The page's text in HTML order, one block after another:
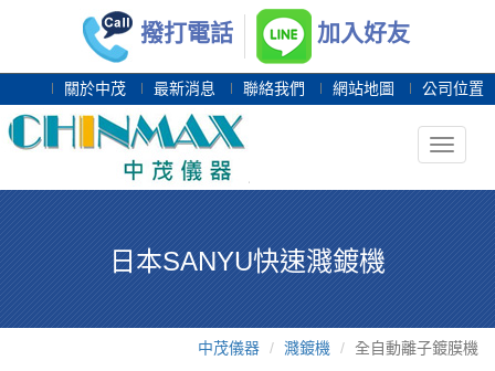
撥打電話 加入好友
關於中茂 最新消息 聯絡我們 網站地圖 公司位置
Toggle
日本SANYU快速濺鍍機
中茂儀器 濺鍍機 全自動離子鍍膜機